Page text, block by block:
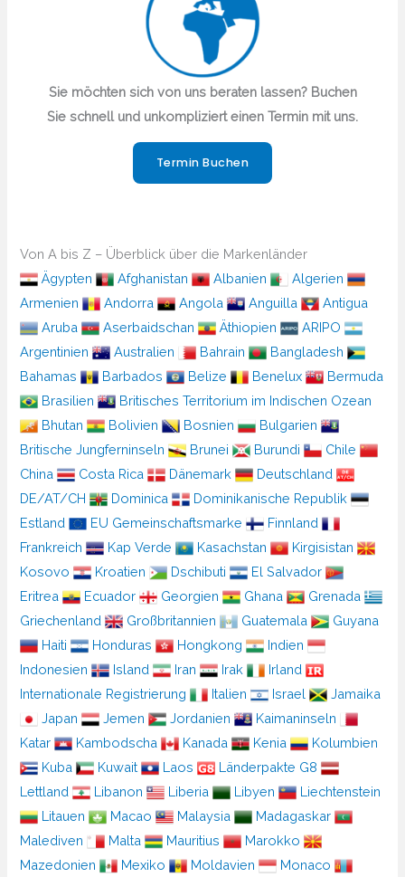
Sie möchten sich von uns beraten lassen? Buchen
Sie schnell und unkompliziert einen Termin mit uns.
Termin Buchen
Von A bis Z – Überblick über die Markenländer
Ägypten
Afghanistan Albanien
Algerien
Armenien
Andorra Angola Anguilla
Antigua
Aruba
Aserbaidschan Äthiopien
ARIPO
Argentinien
Australien Bahrain
Bangladesh
Bahamas
Barbados Belize Benelux
Bermuda
Brasilien
Britisches Territorium im Indischen Ozean
Bhutan
Bolivien Bosnien
Bulgarien
Britische Jungferninseln
Brunei Burundi
Chile
China
Costa Rica Dänemark
Deutschland
DE/AT/CH
Dominica
Dominikanische Republik
Estland
EU Gemeinschaftsmarke
Finnland
Frankreich
Kap Verde Kasachstan
Kirgisistan
Kosovo
Kroatien Dschibuti
El Salvador
Eritrea
Ecuador Georgien Ghana
Grenada
Griechenland
Großbritannien Guatemala
Guyana
Haiti
Honduras Hongkong
Indien
Indonesien
Island Iran Irak
Irland
Internationale Registrierung
Italien Israel
Jamaika
Japan
Jemen Jordanien
Kaimaninseln
Katar
Kambodscha Kanada Kenia
Kolumbien
Kuba
Kuwait Laos
Länderpakte G8
Lettland
Libanon Liberia Libyen
Liechtenstein
Litauen
Macao Malaysia
Madagaskar
Malediven
Malta Mauritius
Marokko
Mazedonien
Mexiko Moldavien
Monaco